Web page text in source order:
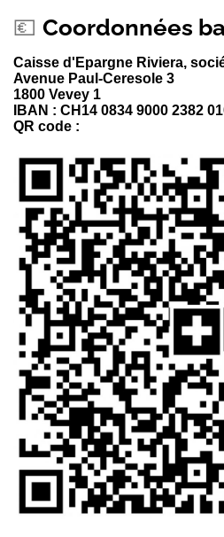
💶 Coordonnées
Caisse d'Epargne Riviera,
Avenue Paul-Ceresole 3
1800 Vevey 1
IBAN : CH14 0834 9000 2382
QR code :